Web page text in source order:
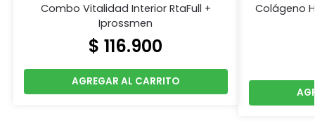
Combo Vitalidad Interior RtaFull +
Iprossmen
$ 116.900
AGREGAR AL CARRITO
Colágeno